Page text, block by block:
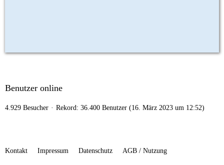
Benutzer online
4.929 Besucher Rekord: 36.400 Benutzer (16. März 2023 um 12:52)
Kontakt Impressum Datenschutz AGB / Nutzung